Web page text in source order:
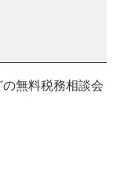
無料税務相談会